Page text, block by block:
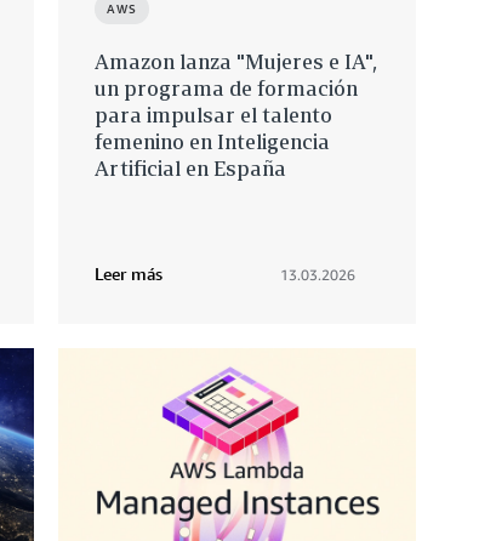
AWS
Amazon lanza "Mujeres e IA",
un programa de formación
para impulsar el talento
femenino en Inteligencia
Artificial en España
Leer más 13.03.2026